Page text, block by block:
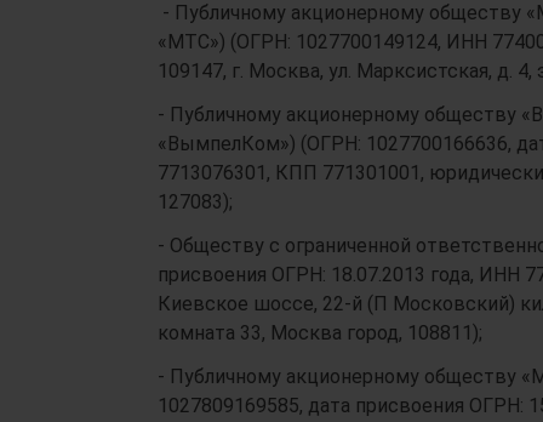
- Публичному акционерному обществу
«МТС») (ОГРН: 1027700149124, ИНН
109147, г. Москва, ул. Марксистская, д. 4,
- Публичному акционерному обществу
«ВымпелКом») (ОГРН: 1027700166636,
7713076301, КПП 771301001,
127083);
- Обществу с ограниченной
присвоения ОГРН: 18.07.2013 года, ИНН
Киевское шоссе, 22-й (П Московский)
комната 33, Москва город, 108811);
- Публичному акционерному обществу
1027809169585, дата присвоения ОГРН: